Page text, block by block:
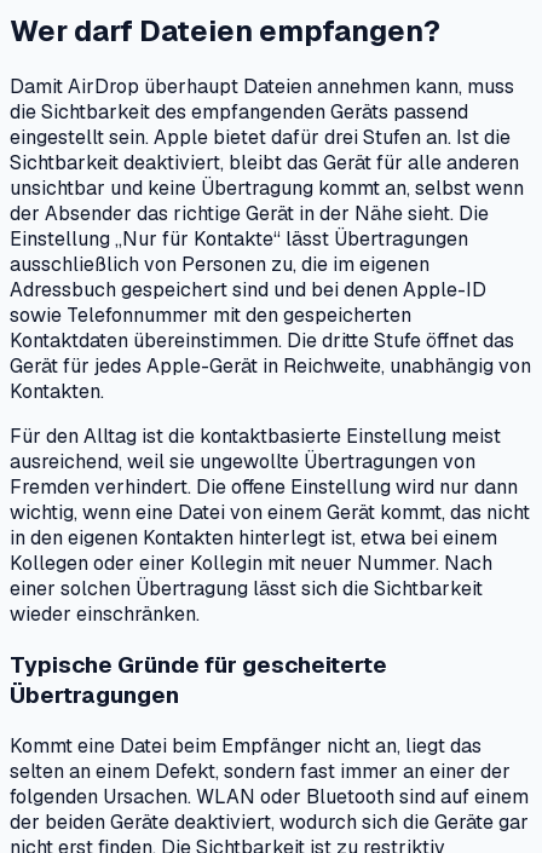
Wer darf Dateien empfangen?
Damit AirDrop überhaupt Dateien annehmen kann, muss
die Sichtbarkeit des empfangenden Geräts passend
eingestellt sein. Apple bietet dafür drei Stufen an. Ist die
Sichtbarkeit deaktiviert, bleibt das Gerät für alle anderen
unsichtbar und keine Übertragung kommt an, selbst wenn
der Absender das richtige Gerät in der Nähe sieht. Die
Einstellung „Nur für Kontakte“ lässt Übertragungen
ausschließlich von Personen zu, die im eigenen
Adressbuch gespeichert sind und bei denen Apple-ID
sowie Telefonnummer mit den gespeicherten
Kontaktdaten übereinstimmen. Die dritte Stufe öffnet das
Gerät für jedes Apple-Gerät in Reichweite, unabhängig von
Kontakten.
Für den Alltag ist die kontaktbasierte Einstellung meist
ausreichend, weil sie ungewollte Übertragungen von
Fremden verhindert. Die offene Einstellung wird nur dann
wichtig, wenn eine Datei von einem Gerät kommt, das nicht
in den eigenen Kontakten hinterlegt ist, etwa bei einem
Kollegen oder einer Kollegin mit neuer Nummer. Nach
einer solchen Übertragung lässt sich die Sichtbarkeit
wieder einschränken.
Typische Gründe für gescheiterte
Übertragungen
Kommt eine Datei beim Empfänger nicht an, liegt das
selten an einem Defekt, sondern fast immer an einer der
folgenden Ursachen. WLAN oder Bluetooth sind auf einem
der beiden Geräte deaktiviert, wodurch sich die Geräte gar
nicht erst finden. Die Sichtbarkeit ist zu restriktiv